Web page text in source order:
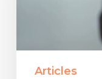
Articles